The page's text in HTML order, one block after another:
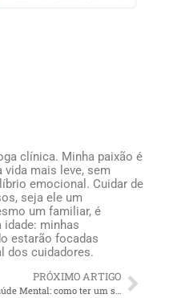
clínica. Minha paixão é
vida mais leve, sem
emocional. Cuidar de
seja ele um
um familiar, é
minhas
estarão focadas
dos cuidadores.
PRÓXIMO ARTIGO
Saúde Mental: como ter um sono saudável?